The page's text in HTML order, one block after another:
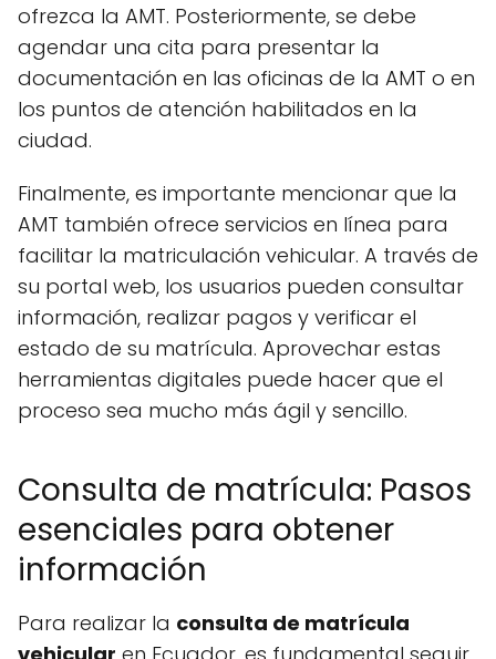
ofrezca la AMT. Posteriormente, se debe
agendar una cita para presentar la
documentación en las oficinas de la AMT o en
los puntos de atención habilitados en la
ciudad.
Finalmente, es importante mencionar que la
AMT también ofrece servicios en línea para
facilitar la matriculación vehicular. A través de
su portal web, los usuarios pueden consultar
información, realizar pagos y verificar el
estado de su matrícula. Aprovechar estas
herramientas digitales puede hacer que el
proceso sea mucho más ágil y sencillo.
Consulta de matrícula: Pasos
esenciales para obtener
información
Para realizar la consulta de matrícula